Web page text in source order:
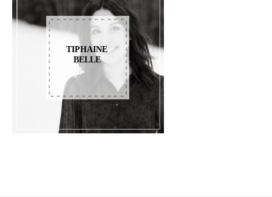
TIPHAINE
BELLE